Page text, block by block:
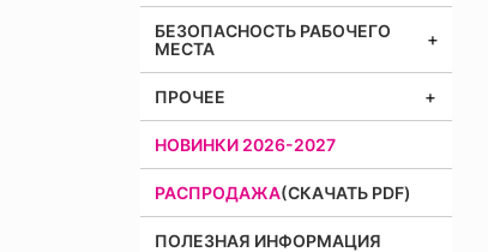
БЕЗОПАСНОСТЬ РАБОЧЕГО
МЕСТА
ПРОЧЕЕ
НОВИНКИ 2026-2027
РАСПРОДАЖА(СКАЧАТЬ PDF)
ПОЛЕЗНАЯ ИНФОРМАЦИЯ